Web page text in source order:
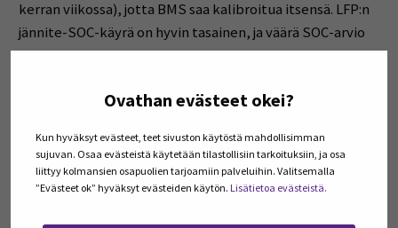
Ovathan evästeet okei?
Kun hyväksyt evästeet, teet sivuston käytöstä mahdollisimman
sujuvan. Osaa evästeistä käytetään tilastollisiin tarkoituksiin, ja osa
liittyy kolmansien osapuolien tarjoamiin palveluihin. Valitsemalla
”Evästeet ok” hyväksyt evästeiden käytön. Lisätietoa evästeistä.
kerran viikossa), jotta BMS saa kalibroitua itsensä. LFP:n
jännite-SOC-käyrä on hyvin tasainen, ja väärä SOC-arvio
on paitsi käytännön ärsäke myös turvallisuusriski.
Suomen talvi: parempi kuin
luulisi
Kylmyys ei ole akun pahin vihollinen pitkällä aikavälillä.
Kuumuus on. Keskieurooppalainen helleaalto (40+ °C) on